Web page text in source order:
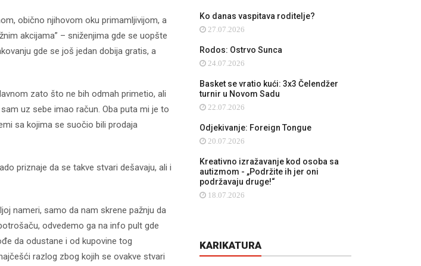
obično njihovom oku primamljivijom, a
akcijama” – sniženjima gde se uopšte
gde se još jedan dobija gratis, a
zato što ne bih odmah primetio, ali
uz sebe imao račun. Oba puta mi je to
sa kojima se suočio bili prodaja
priznaje da se takve stvari dešavaju, ali i
nameri, samo da nam skrene pažnju da
odvedemo ga na info pult gde
da odustane i od kupovine tog
razlog zbog kojih se ovakve stvari
Ko danas vaspitava roditelje?
27.07.2026
Rodos: Ostrvo Sunca
24.07.2026
Basket se vratio kući: 3x3 Čelendžer
turnir u Novom Sadu
22.07.2026
Odjekivanje: Foreign Tongue
20.07.2026
Kreativno izražavanje kod osoba sa
autizmom - „Podržite ih jer oni
podržavaju druge!“
18.07.2026
KARIKATURA